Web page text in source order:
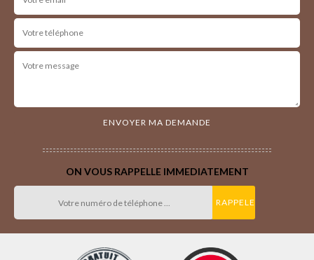
ON VOUS RAPPELLE IMMEDIATEMENT